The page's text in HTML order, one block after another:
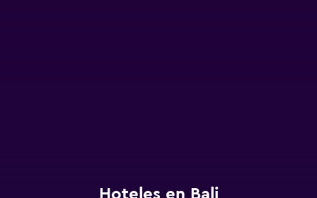
Hoteles en Bali